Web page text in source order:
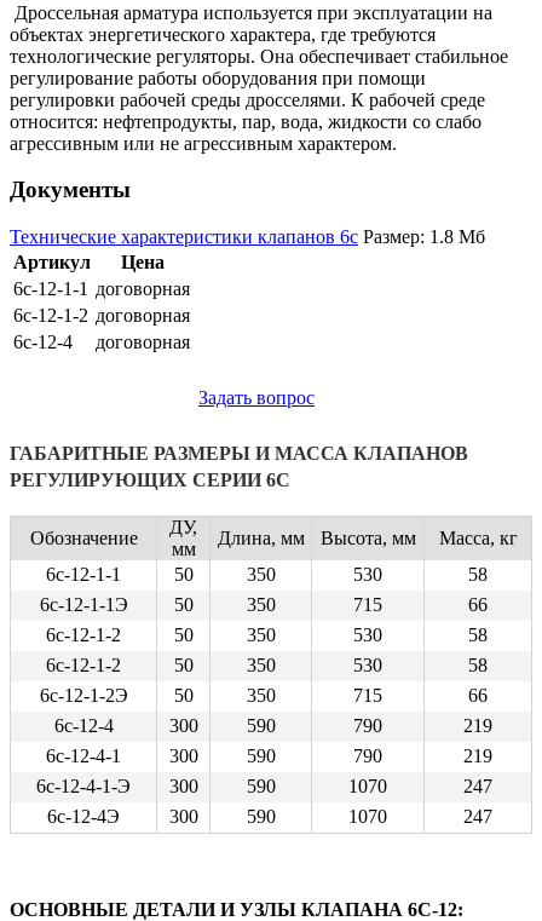
Дроссельная арматура используется при эксплуатации на
объектах энергетического характера, где требуются
технологические регуляторы. Она обеспечивает стабильное
регулирование работы оборудования при помощи
регулировки рабочей среды дросселями. К рабочей среде
относится: нефтепродукты, пар, вода, жидкости со слабо
агрессивным или не агрессивным характером.
Документы
Технические характеристики клапанов 6с Размер: 1.8 Мб
Артикул
Цена
6с-12-1-1 договорная
6с-12-1-2 договорная
6с-12-4
договорная
Задать вопрос
ГАБАРИТНЫЕ РАЗМЕРЫ И МАССА КЛАПАНОВ
РЕГУЛИРУЮЩИХ СЕРИИ 6С
Обозначение
ДУ,
мм
Длина, мм Высота, мм
Масса, кг
6с-12-1-1
50 350 530
58
6с-12-1-1Э
50 350 715
66
6с-12-1-2
50 350 530
58
6с-12-1-2
50 350 530
58
6с-12-1-2Э
50 350 715
66
6с-12-4
300 590 790
219
6с-12-4-1
300 590 790
219
6с-12-4-1-Э
300 590 1070
247
6с-12-4Э
300 590 1070 247
ОСНОВНЫЕ ДЕТАЛИ И УЗЛЫ КЛАПАНА 6С-12: